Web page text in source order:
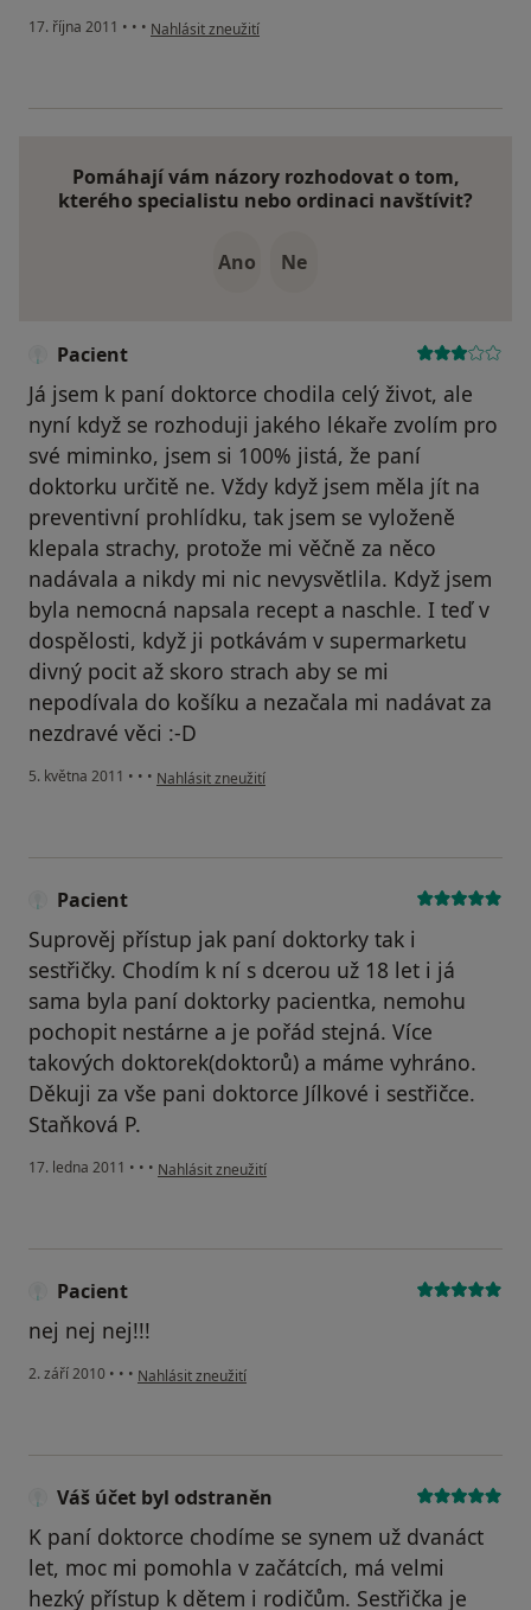
17. října 2011 • • • podle názoru uživatele Pacient
Nahlásit zneužití
Pomáhají vám názory rozhodovat o tom,
kterého specialistu nebo ordinaci navštívit?
Ano Ne
Pacient
Já jsem k paní doktorce chodila celý život, ale
nyní když se rozhoduji jakého lékaře zvolím pro
své miminko, jsem si 100% jistá, že paní
doktorku určitě ne. Vždy když jsem měla jít na
preventivní prohlídku, tak jsem se vyloženě
klepala strachy, protože mi věčně za něco
nadávala a nikdy mi nic nevysvětlila. Když jsem
byla nemocná napsala recept a naschle. I teď v
dospělosti, když ji potkávám v supermarketu
divný pocit až skoro strach aby se mi
nepodívala do košíku a nezačala mi nadávat za
nezdravé věci :-D
5. května 2011 • • • podle názoru uživatele Pacient
Nahlásit zneužití
Pacient
Suprověj přístup jak paní doktorky tak i
sestřičky. Chodím k ní s dcerou už 18 let i já
sama byla paní doktorky pacientka, nemohu
pochopit nestárne a je pořád stejná. Více
takových doktorek(doktorů) a máme vyhráno.
Děkuji za vše pani doktorce Jílkové i sestřičce.
Staňková P.
17. ledna 2011 • • • podle názoru uživatele Pacient
Nahlásit zneužití
Pacient
nej nej nej!!!
2. září 2010 • • • podle názoru uživatele Pacient
Nahlásit zneužití
Váš účet byl odstraněn
K paní doktorce chodíme se synem už dvanáct
let, moc mi pomohla v začátcích, má velmi
hezký přístup k dětem i rodičům. Sestřička je